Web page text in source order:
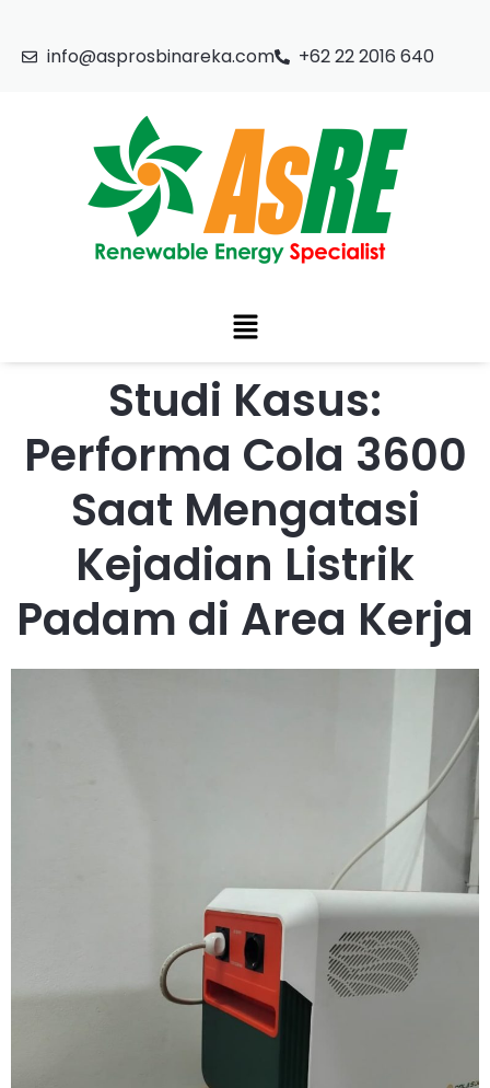
info@asprosbinareka.com +62 22 2016 640
Studi Kasus:
Performa Cola 3600
Saat Mengatasi
Kejadian Listrik
Padam di Area Kerja